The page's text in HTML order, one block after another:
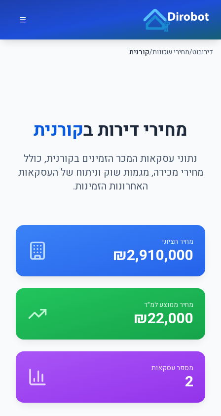
דירובוט/מחירי שכונות/קורנית
דירובוט
מחירי דירות בקורנית
נתוני עסקאות המכר הזמינים בקורנית, כולל
מחירי מכירה, מגמות שוק וניתוח של העסקאות
האחרונות הזמינות.
מחיר חציוני
₪2,910,000
מחיר ממוצע למ״ר
₪22,000
מספר עסקאות
2